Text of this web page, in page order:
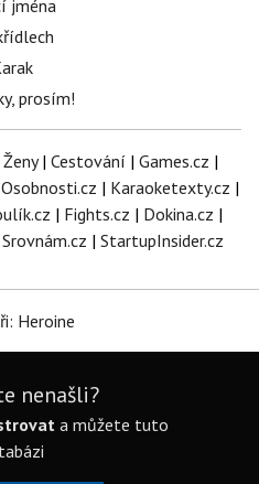
jména
prosím!
Ženy| Cestování | Games.cz |
Osobnosti.cz | Karaoketexty.cz |
| Fights.cz | Dokina.cz |
Srovnám.cz | StartupInsider.cz
Heroine
nenašli?
a můžete tuto